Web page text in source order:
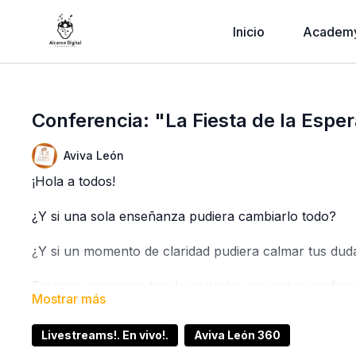
Inicio
Conferencia: "La Fiesta de la
Aviva León
¡Hola a todos!
¿Y si una sola enseñanza pudiera cambiarlo todo?
¿Y si un momento de claridad pudiera calmar tus
360.
Este evento será una oportunidad única para
Livestreams!. En vivo!. Aviva León 360